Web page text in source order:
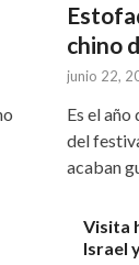
chino
junio 22,
Es el año
del
acaban
Visita
Israel